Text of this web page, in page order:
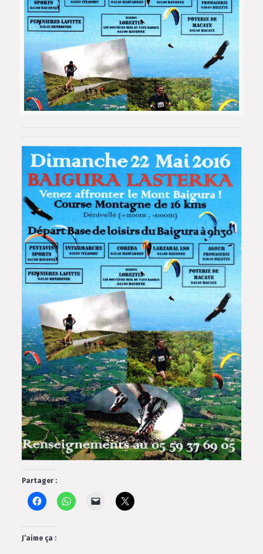
Partager :
J’aime ça :